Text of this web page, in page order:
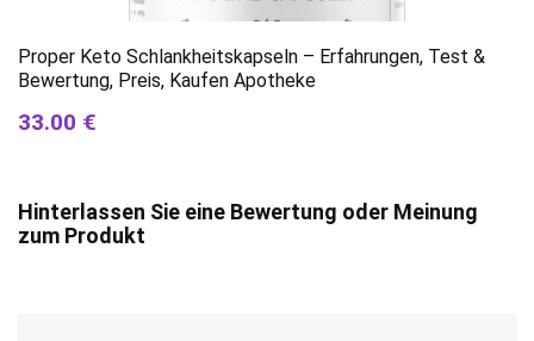
Proper Keto Schlankheitskapseln – Erfahrungen, Test &
Bewertung, Preis, Kaufen Apotheke
33.00 €
Hinterlassen Sie eine Bewertung oder Meinung
zum Produkt